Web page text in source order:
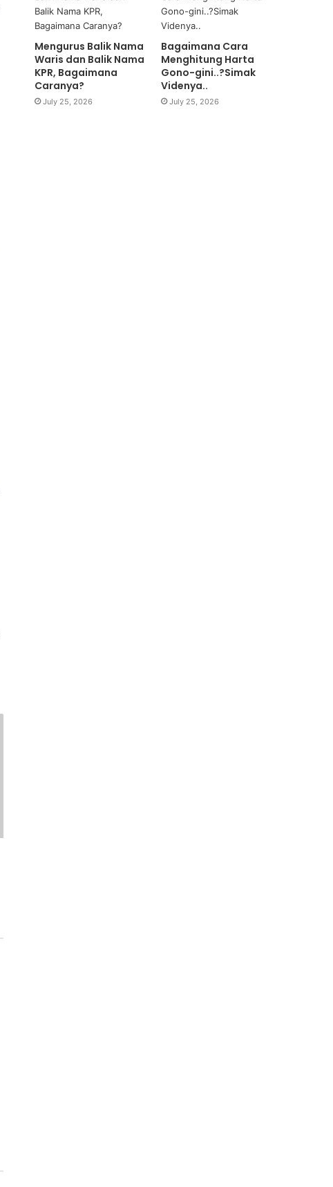
Mengurus Balik Nama
Waris dan Balik Nama
KPR, Bagaimana
Caranya?
July 25, 2026
Bagaimana Cara
Menghitung Harta
Gono-gini..?Simak
Videnya..
July 25, 2026